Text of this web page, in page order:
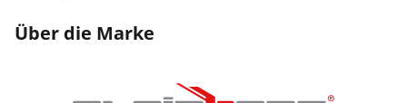
Über die Marke